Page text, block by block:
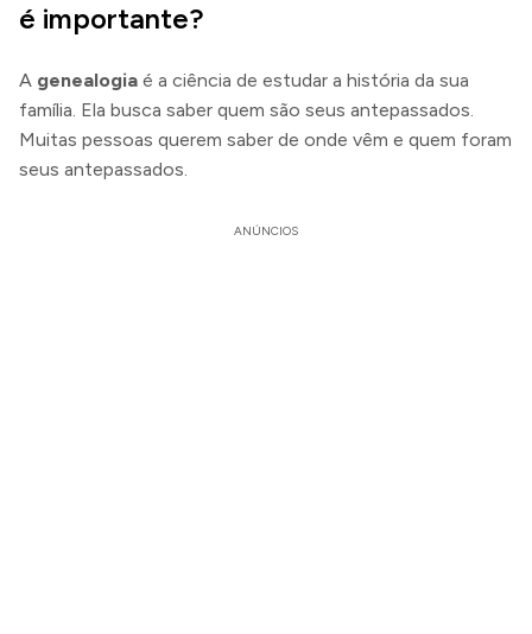
é importante?
A genealogia é a ciência de estudar a história da sua
família. Ela busca saber quem são seus antepassados.
Muitas pessoas querem saber de onde vêm e quem foram
seus antepassados.
ANÚNCIOS